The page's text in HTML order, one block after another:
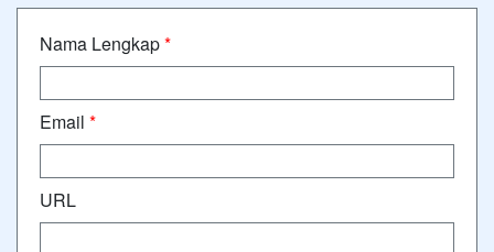
Nama Lengkap*
Email *
URL